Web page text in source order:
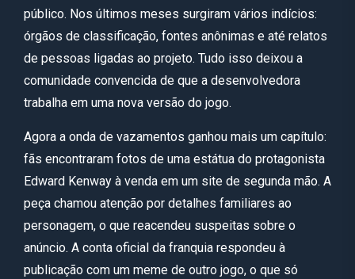
público. Nos últimos meses surgiram vários indícios:
órgãos de classificação, fontes anônimas e até relatos
de pessoas ligadas ao projeto. Tudo isso deixou a
comunidade convencida de que a desenvolvedora
trabalha em uma nova versão do jogo.
Agora a onda de vazamentos ganhou mais um capítulo:
fãs encontraram fotos de uma estátua do protagonista
Edward Kenway à venda em um site de segunda mão. A
peça chamou atenção por detalhes familiares ao
personagem, o que reacendeu suspeitas sobre o
anúncio. A conta oficial da franquia respondeu à
publicação com um meme de outro jogo, o que só